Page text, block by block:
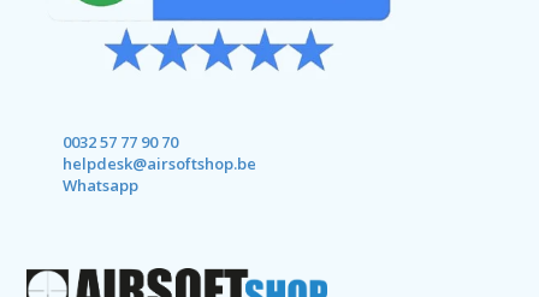
0032 57 77 90 70
helpdesk@airsoftshop.be
Whatsapp